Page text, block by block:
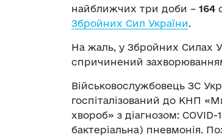
найближчих три доби – 164
Збройних Сил України.
На жаль, у Збройних Силах
спричинений
Військовослужбовець ЗС
госпіталізований до КНП
хвороб» з діагнозом:
бактеріальна) пневмонія.